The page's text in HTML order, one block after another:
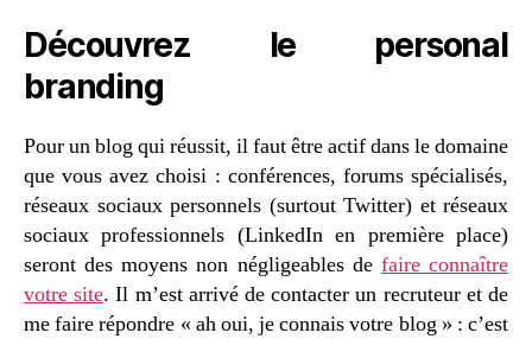
Découvrez le personal
branding
Pour un blog qui réussit, il faut être actif dans le domaine
que vous avez choisi : conférences, forums spécialisés,
réseaux sociaux personnels (surtout Twitter) et réseaux
sociaux professionnels (LinkedIn en première place)
seront des moyens non négligeables de faire connaître
votre site. Il m’est arrivé de contacter un recruteur et de
me faire répondre « ah oui, je connais votre blog » : c’est